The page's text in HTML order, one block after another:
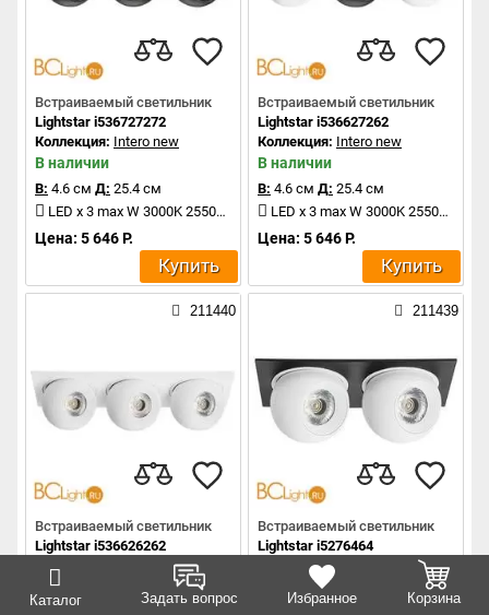
Каталог Задать вопрос Избранное Корзина
Встраиваемый светильник
Lightstar i536727272
Коллекция: Intero new
В наличии
В: 4.6 см Д: 25.4 см
LED x 3 max W 3000K 2550Lm
Цена: 5 646 Р.
Купить
Встраиваемый светильник
Lightstar i536627262
Коллекция: Intero new
В наличии
В: 4.6 см Д: 25.4 см
LED x 3 max W 3000K 2550Lm
Цена: 5 646 Р.
Купить
211440
Встраиваемый светильник
Lightstar i536626262
Intero new
В наличии
211439
Встраиваемый светильник
Lightstar i5276464
Коллекция:
В наличии